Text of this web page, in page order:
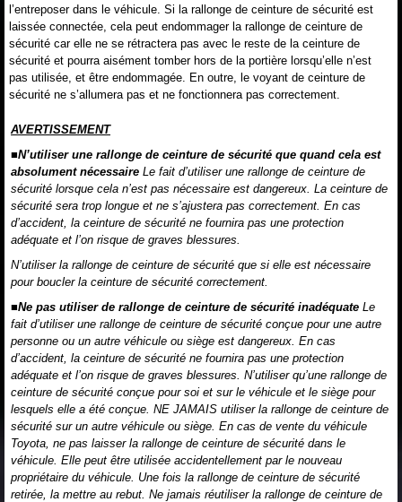
l’entreposer dans le véhicule. Si la rallonge de ceinture de sécurité est
laissée connectée, cela peut endommager la rallonge de ceinture de
sécurité car elle ne se rétractera pas avec le reste de la ceinture de
sécurité et pourra aisément tomber hors de la portière lorsqu’elle n’est
pas utilisée, et être endommagée. En outre, le voyant de ceinture de
sécurité ne s’allumera pas et ne fonctionnera pas correctement.
AVERTISSEMENT
■N’utiliser une rallonge de ceinture de sécurité que quand cela est
absolument nécessaire Le fait d’utiliser une rallonge de ceinture de
sécurité lorsque cela n’est pas nécessaire est dangereux. La ceinture de
sécurité sera trop longue et ne s’ajustera pas correctement. En cas
d’accident, la ceinture de sécurité ne fournira pas une protection
adéquate et l’on risque de graves blessures.
N’utiliser la rallonge de ceinture de sécurité que si elle est nécessaire
pour boucler la ceinture de sécurité correctement.
■Ne pas utiliser de rallonge de ceinture de sécurité inadéquate Le
fait d’utiliser une rallonge de ceinture de sécurité conçue pour une autre
personne ou un autre véhicule ou siège est dangereux. En cas
d’accident, la ceinture de sécurité ne fournira pas une protection
adéquate et l’on risque de graves blessures. N’utiliser qu’une rallonge de
ceinture de sécurité conçue pour soi et sur le véhicule et le siège pour
lesquels elle a été conçue. NE JAMAIS utiliser la rallonge de ceinture de
sécurité sur un autre véhicule ou siège. En cas de vente du véhicule
Toyota, ne pas laisser la rallonge de ceinture de sécurité dans le
véhicule. Elle peut être utilisée accidentellement par le nouveau
propriétaire du véhicule. Une fois la rallonge de ceinture de sécurité
retirée, la mettre au rebut. Ne jamais réutiliser la rallonge de ceinture de